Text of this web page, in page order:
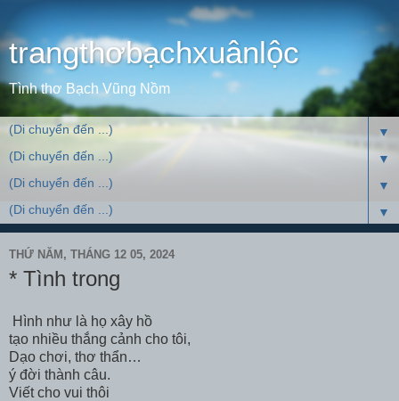
trangthơbạchxuânlộc
Tình thơ Bạch Vũng Nồm
▼
▼
▼
▼
THỨ NĂM, THÁNG 12 05, 2024
* Tình trong
Hình như là họ xây hồ
tạo nhiều thắng cảnh cho tôi,
Dạo chơi, thơ thẩn…
ý đời thành câu.
Viết cho vui thôi